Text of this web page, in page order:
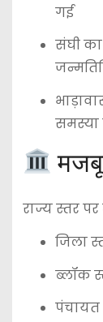
गई
संघी
समस्या
राज्य स्तर
जिला
ब्लॉक